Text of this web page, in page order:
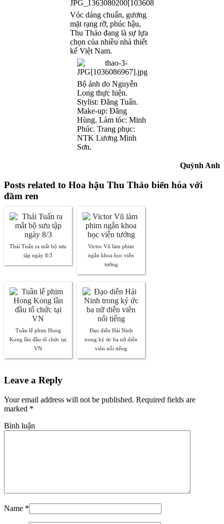
Vóc dáng chuẩn, gương
mặt rạng rỡ, phúc hậu,
Thu Thảo đang là sự lựa
chọn của nhiều nhà thiết
kế Việt Nam.
Bộ ảnh do Nguyễn
Long thực hiện.
Stylist: Đăng Tuấn.
Make-up: Đăng
Hùng. Làm tóc: Minh
Phúc. Trang phục:
NTK Lương Minh
Sơn.
Quỳnh Anh
Posts related to Hoa hậu Thu Thảo biến hóa với
đầm ren
Thái Tuấn ra mắt bộ sưu
tập ngày 8/3
Victor Vũ làm phim
ngắn khoa học viễn
tưởng
Tuần lễ phim Hong
Kong lần đầu tổ chức tại
VN
Đạo diễn Hải Ninh
trong ký ức ba nữ diễn
viên nổi tiếng
Leave a Reply
Your email address will not be published. Required fields are
marked *
Bình luận
Name *